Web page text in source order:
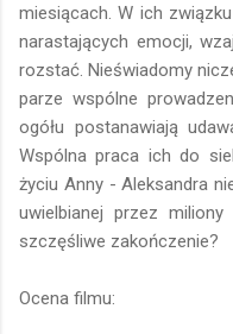
miesiącach. W ich
narastających emocji,
rozstać. Nieświadomy
parze wspólne
ogółu postanawiają
Wspólna praca ich do
życiu Anny - Aleksandra
uwielbianej przez
szczęśliwe zakończenie?
Ocena filmu: